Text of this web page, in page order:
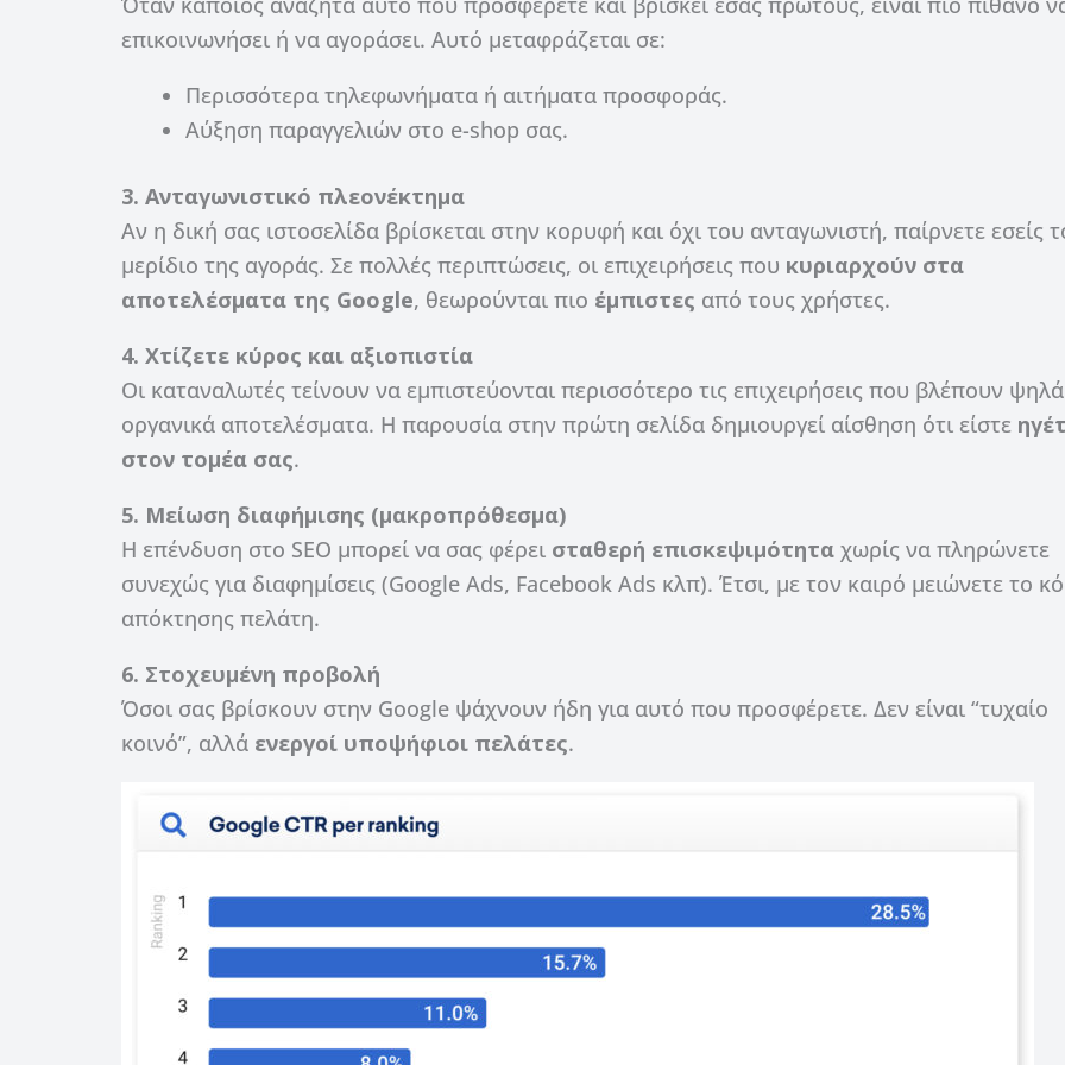
επικοινωνήσει ή να αγοράσει. Αυτό μεταφράζεται σε:
Περισσότερα τηλεφωνήματα ή αιτήματα προσφοράς.
Αύξηση παραγγελιών στο e-shop σας.
3. Ανταγωνιστικό πλεονέκτημα
Αν η δική σας ιστοσελίδα βρίσκεται στην κορυφή και όχι του ανταγωνιστή, παίρνετε εσείς
μερίδιο της αγοράς. Σε πολλές περιπτώσεις, οι επιχειρήσεις που κυριαρχούν στα
αποτελέσματα της Google, θεωρούνται πιο έμπιστες από τους χρήστες.
4. Χτίζετε κύρος και αξιοπιστία
Οι καταναλωτές τείνουν να εμπιστεύονται περισσότερο τις επιχειρήσεις που βλέπουν
οργανικά αποτελέσματα. Η παρουσία στην πρώτη σελίδα δημιουργεί αίσθηση ότι είστε
στον τομέα σας.
5. Μείωση διαφήμισης (μακροπρόθεσμα)
Η επένδυση στο SEO μπορεί να σας φέρει σταθερή επισκεψιμότητα χωρίς να πληρώνετε
συνεχώς για διαφημίσεις (Google Ads, Facebook Ads κλπ). Έτσι, με τον καιρό μειώνετε το
απόκτησης πελάτη.
6. Στοχευμένη προβολή
Όσοι σας βρίσκουν στην Google ψάχνουν ήδη για αυτό που προσφέρετε. Δεν είναι “τυχαίο
κοινό”, αλλά ενεργοί υποψήφιοι πελάτες.